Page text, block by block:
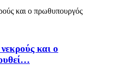
και ο